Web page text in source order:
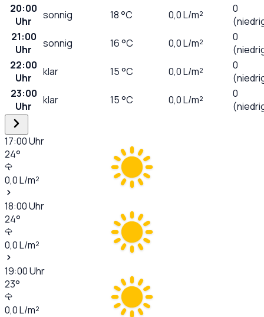
20:00
Uhr
sonnig 18°C 0,0L/m²
0
21:00
Uhr
sonnig 16°C 0,0L/m²
0
22:00
Uhr
klar 15°C 0,0L/m²
0
23:00
Uhr
klar 15°C 0,0L/m²
0
17:00Uhr
24°
0,0L/m²
18:00Uhr
24°
0,0L/m²
19:00Uhr
23°
0,0L/m²